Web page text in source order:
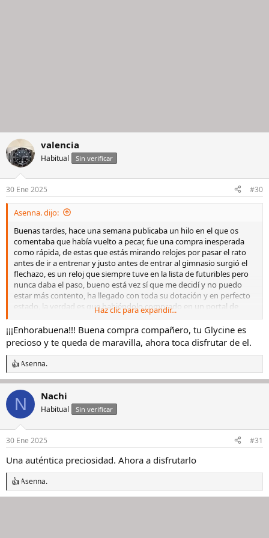
valencia
Habitual Sin verificar
30 Ene 2025 #30
Asenna. dijo:
Buenas tardes, hace una semana publicaba un hilo en el que os
comentaba que había vuelto a pecar, fue una compra inesperada
como rápida, de estas que estás mirando relojes por pasar el rato
antes de ir a entrenar y justo antes de entrar al gimnasio surgió el
flechazo, es un reloj que siempre tuve en la lista de futuribles pero
nunca daba el paso, bueno está vez sí que me decidí y no puedo
estar más contento, ha llegado con toda su dotación y en perfecto
estado, la verdad es que habiéndolo comprado en un portal de
segunda mano no me esperaba que fuese tan fiel a su descripción y
al precio que lo compré no una ganga pero si con un buen
descuento con respecto a su PvP, bueno, os dejo unas fotos del
protagonista, espero que os guste. Gracias por llegar hasta aqui Ver
el archivos adjunto 2990045
archivos adjunto 2990048Ver el archivos adjunto 2990047Ver el
archivos adjunto 2990050Ver el archivos adjunto 2990051es
increíble, yo que estaba acostumbrado a relojes grandes me este
dirigiendo a relojes de 39mm💙
Ver el archivos adjunto 2990049
Haz clic para expandir...
¡¡¡Enhorabuena!!! Buena compra compañero, tu Glycine es
precioso y te queda de maravilla, ahora toca disfrutar de el.
R
e
c
i
e
:
Asenna.
N Nachi
Habitual Sin verificar
30 Ene 2025 #31
Una auténtica preciosidad. Ahora a disfrutarlo
R
e
Asenna.